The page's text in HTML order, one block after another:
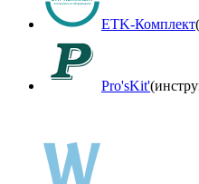
ETK-Комплект
Pro'sKit'